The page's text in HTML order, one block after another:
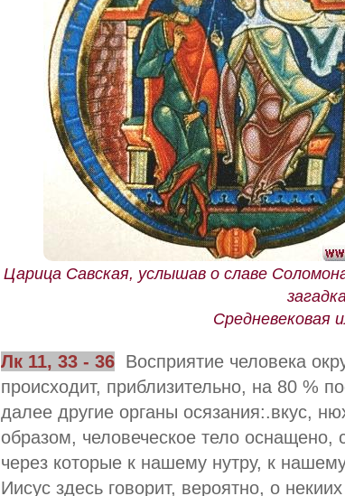
Царица Савская, услышав о славе
Средневековая
Лк11, 33 - 36
Восприятие человека
происходит, приблизительно, на 80 %
далее другие органы осязания:.вкус,
образом, человеческое тело оснащено,
через которые к нашему нутру, к
Иисус здесь говорит, вероятно, о